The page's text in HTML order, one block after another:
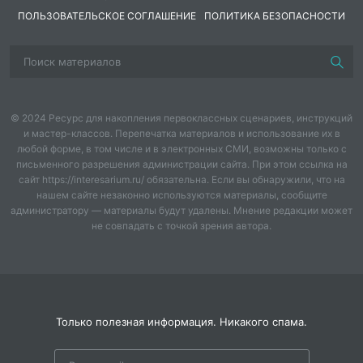
деятельности
онлайн-
конкурса.
Победители
будут
приглашены на
мастер-класс
по 3д печати.
графический
редактор Paint,
время и
желание.
Этапы работы
любите
рисованию?
4.Хотите
научится
рисовать у
нас?
когда я уже
- Гена Букин
ПОЛЬЗОВАТЕЛЬСКОЕ СОГЛАШЕНИЕ
ПОЛИТИКА БЕЗОПАСНОСТИ
© 2024 Ресурс для накопления первоклассных сценариев, инструкций
и мастер-классов. Перепечатка материалов и использование их в
любой форме, в том числе и в электронных СМИ, возможны только с
письменного разрешения администрации сайта. При этом ссылка на
сайт https://interesarium.ru/ обязательна. Если вы обнаружили, что на
нашем сайте незаконно используются материалы, сообщите
администратору — материалы будут удалены. Мнение редакции может
не совпадать с точкой зрения автора.
Только полезная информация. Никакого спама.